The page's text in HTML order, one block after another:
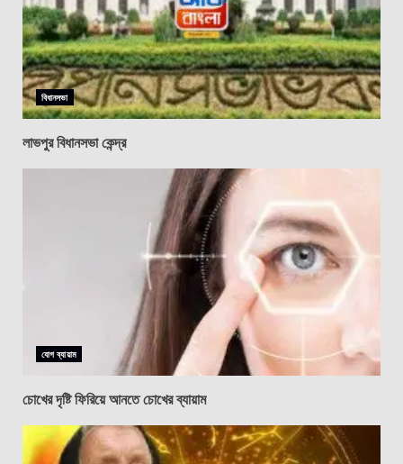
বিধানসভা
লাভপুর বিধানসভা কেন্দ্র
যোগ ব্যায়াম
চোখের দৃষ্টি ফিরিয়ে আনতে চোখের ব্যায়াম